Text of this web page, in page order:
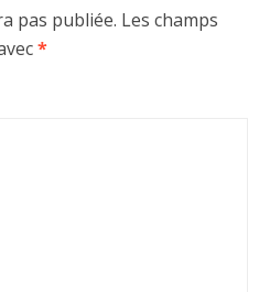
pas publiée. Les champs
*